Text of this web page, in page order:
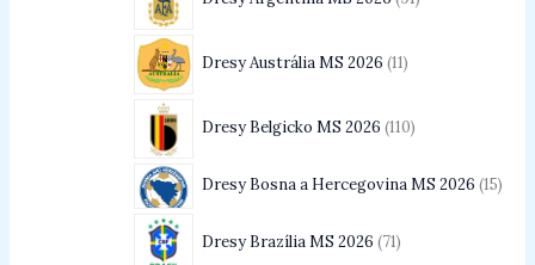
Dresy Austrália MS 2026 11
Dresy Belgicko MS 2026 110
Dresy Bosna a Hercegovina MS 2026 15
Dresy Brazília MS 2026 71